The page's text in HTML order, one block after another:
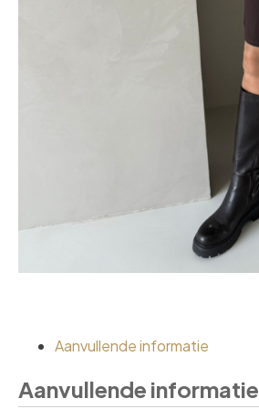
Aanvullende informatie
Aanvullende informatie